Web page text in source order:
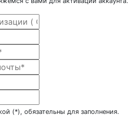
(*), обязательны для заполнения.